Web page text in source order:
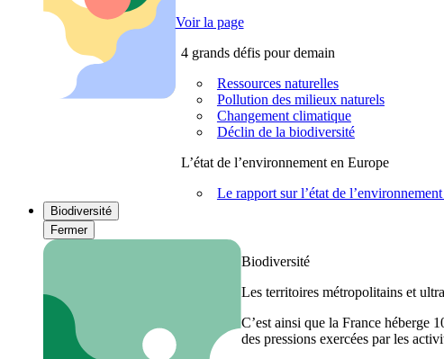
Voir la page
4 grands défis pour demain
Ressources naturelles
Pollution des milieux naturels
Changement climatique
Déclin de la biodiversité
L’état de l’environnement en Europe
Le rapport sur l’état de
Biodiversité
Fermer
Biodiversité
Les territoires métropolitains et
C’est ainsi que la France héberge
des pressions exercées par les